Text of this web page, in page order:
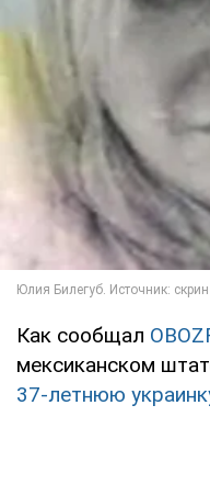
Как сообщал
мексиканском
37-летнюю